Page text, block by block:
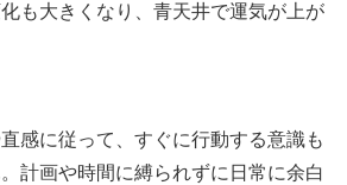
も大きくなり、青天井で運気が上が
感に従って、すぐに行動する意識も
計画や時間に縛られずに日常に余白